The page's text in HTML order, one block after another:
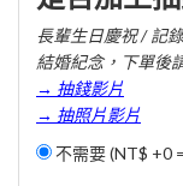
長輩生日慶祝 / 記
結婚紀念，下單後
→ 抽錢影片
→ 抽照片影片
不需要 (NT$ +0